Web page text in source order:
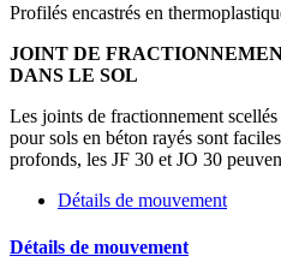
Profilés encastrés en
JOINT DE
DANS LE SOL
Les joints de fractionnement
pour sols en béton rayés sont
profonds, les JF 30 et JO 30
Détails de mouvement
Détails de mouvement